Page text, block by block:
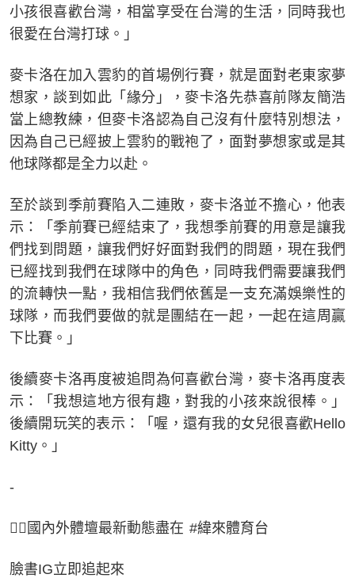
小孩很喜歡台灣，相當享受在台灣的生活，同時我也
很愛在台灣打球。」
麥卡洛在加入雲豹的首場例行賽，就是面對老東家夢
想家，談到如此「緣分」，麥卡洛先恭喜前隊友簡浩
當上總教練，但麥卡洛認為自己沒有什麼特別想法，
因為自己已經披上雲豹的戰袍了，面對夢想家或是其
他球隊都是全力以赴。
至於談到季前賽陷入二連敗，麥卡洛並不擔心，他表
示：「季前賽已經結束了，我想季前賽的用意是讓我
們找到問題，讓我們好好面對我們的問題，現在我們
已經找到我們在球隊中的角色，同時我們需要讓我們
的流轉快一點，我相信我們依舊是一支充滿娛樂性的
球隊，而我們要做的就是團結在一起，一起在這周贏
下比賽。」
後續麥卡洛再度被追問為何喜歡台灣，麥卡洛再度表
示：「我想這地方很有趣，對我的小孩來說很棒。」
後續開玩笑的表示：「喔，還有我的女兒很喜歡Hello
Kitty。」
-
👉🏻國內外體壇最新動態盡在 #緯來體育台
臉書IG立即追起來